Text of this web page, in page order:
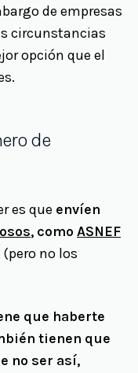
de empresas
circunstancias
opción que el
de
es que envíen
, como ASNEF
no los
que haberte
tienen que
no ser así,